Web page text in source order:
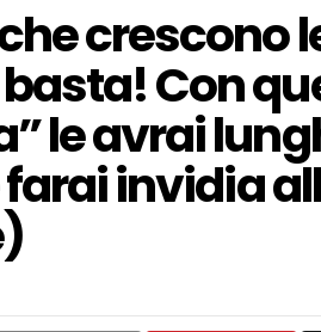
crescono
Con
le avrai
invidia